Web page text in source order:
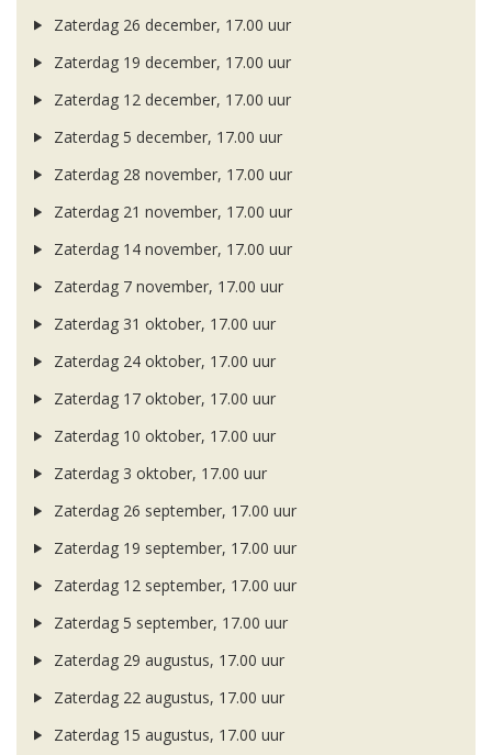
Zaterdag 26 december, 17.00 uur
Zaterdag 19 december, 17.00 uur
Zaterdag 12 december, 17.00 uur
Zaterdag 5 december, 17.00 uur
Zaterdag 28 november, 17.00 uur
Zaterdag 21 november, 17.00 uur
Zaterdag 14 november, 17.00 uur
Zaterdag 7 november, 17.00 uur
Zaterdag 31 oktober, 17.00 uur
Zaterdag 24 oktober, 17.00 uur
Zaterdag 17 oktober, 17.00 uur
Zaterdag 10 oktober, 17.00 uur
Zaterdag 3 oktober, 17.00 uur
Zaterdag 26 september, 17.00 uur
Zaterdag 19 september, 17.00 uur
Zaterdag 12 september, 17.00 uur
Zaterdag 5 september, 17.00 uur
Zaterdag 29 augustus, 17.00 uur
Zaterdag 22 augustus, 17.00 uur
Zaterdag 15 augustus, 17.00 uur